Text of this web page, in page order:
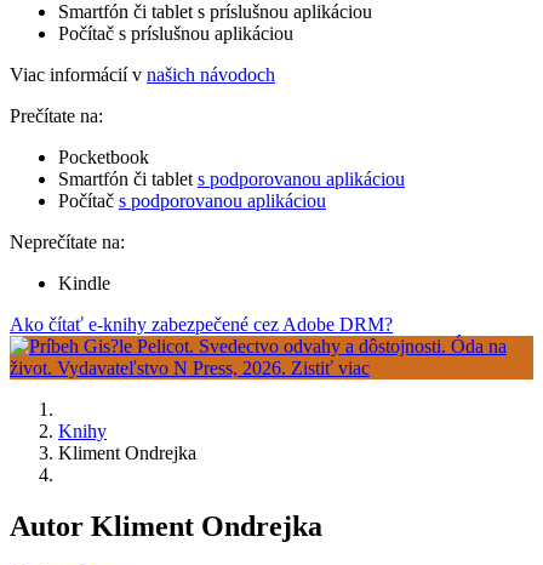
Smartfón či tablet s príslušnou aplikáciou
Počítač s príslušnou aplikáciou
Viac informácií v našich návodoch
Prečítate na:
Pocketbook
Smartfón či tablet s podporovanou aplikáciou
Počítač s podporovanou aplikáciou
Neprečítate na:
Kindle
Ako čítať e-knihy zabezpečené cez Adobe DRM?
Knihy
Kliment Ondrejka
Autor Kliment Ondrejka